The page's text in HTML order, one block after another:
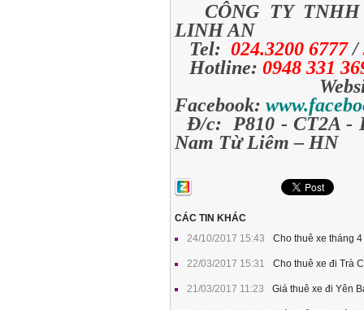
CÔNG TY
LINH AN
Tel: 024.3200 6777/
Hotline: 0948 331
Facebook:
Đ/c: P810 - CT2A
Nam Từ Liêm – HN
CÁC TIN KHÁC
24/10/2017 15:43
Cho thuê xe tháng
22/03/2017 15:31 Cho thuê xe đi Trà
21/03/2017 11:23 Giá thuê xe đi Yên